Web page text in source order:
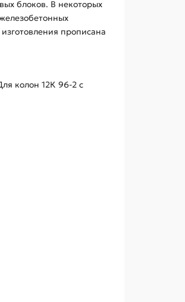
блоков. В некоторых
прописана
колон 12К 96-2 с